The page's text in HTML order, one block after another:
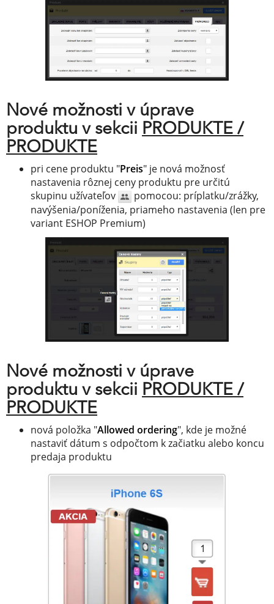
Nové možnosti v úprave
produktu v sekcii PRODUKTE /
PRODUKTE
pri cene produktu "Preis" je nová možnosť
nastavenia rôznej ceny produktu pre určitú
skupinu užívateľov
pomocou: príplatku/zrážky,
navýšenia/poníženia, priameho nastavenia (len pre
variant ESHOP Premium)
Nové možnosti v úprave
produktu v sekcii PRODUKTE /
PRODUKTE
nová položka "Allowed ordering", kde je možné
nastaviť dátum s odpočtom k začiatku alebo koncu
predaja produktu